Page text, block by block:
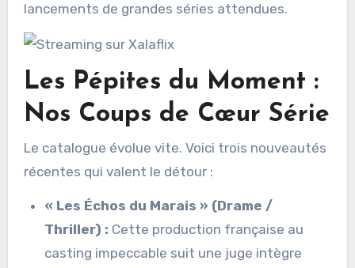
lancements de grandes séries attendues.
Les Pépites du Moment :
Nos Coups de Cœur Série
Le catalogue évolue vite. Voici trois nouveautés
récentes qui valent le détour :
« Les Échos du Marais » (Drame /
Thriller) : Cette production française au
casting impeccable suit une juge intègre